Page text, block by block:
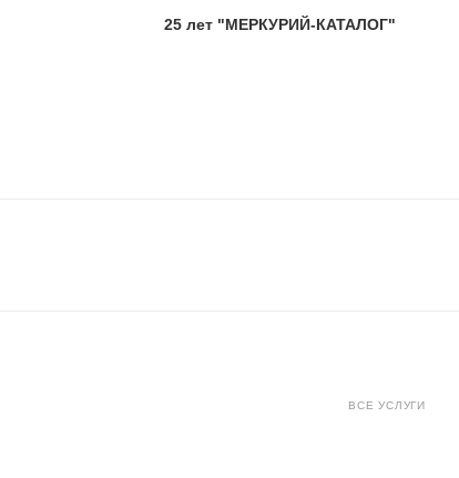
25 лет "МЕРКУРИЙ-КАТАЛОГ"
ВСЕ УСЛУГИ